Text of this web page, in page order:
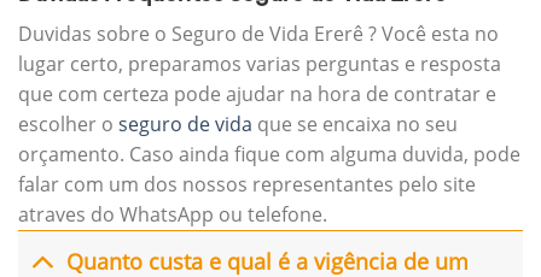
Duvidas sobre o Seguro de Vida Ererê ? Você esta no
lugar certo, preparamos varias perguntas e resposta
que com certeza pode ajudar na hora de contratar e
escolher o seguro de vida que se encaixa no seu
orçamento. Caso ainda fique com alguma duvida, pode
falar com um dos nossos representantes pelo site
atraves do WhatsApp ou telefone.
Quanto custa e qual é a vigência de um